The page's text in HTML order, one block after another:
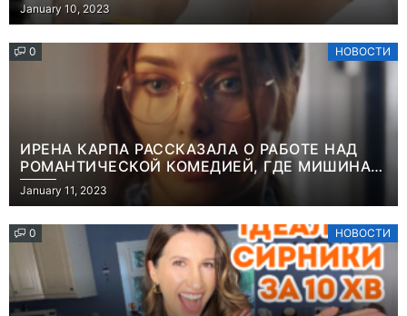
January 10, 2023
0 НОВОСТИ
ИРЕНА КАРПА РАССКАЗАЛА О РАБОТЕ НАД
РОМАНТИЧЕСКОЙ КОМЕДИЕЙ, ГДЕ МИШИНА В
РОЛИ МАТЕРИ-ОДИНОЧКИ
January 11, 2023
0 НОВОСТИ